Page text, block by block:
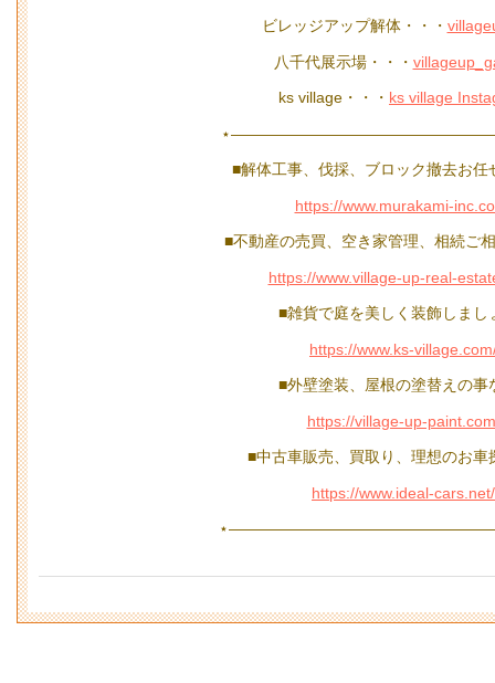
ビレッジアップ解体・・・
八千代展示場・・・
ks village・・・ ks village
■解体工事、伐採、ブロック撤去お任
https://www.murakami-
■不動産の売買、空き家管理、相続ご
https://www.village-up-real-
■雑貨で庭を美しく装飾しまし
https://www.ks-
■外壁塗装、屋根の塗替えの事
https://village-up-
■中古車販売、買取り、理想のお車
https://www.ideal-cars.net/